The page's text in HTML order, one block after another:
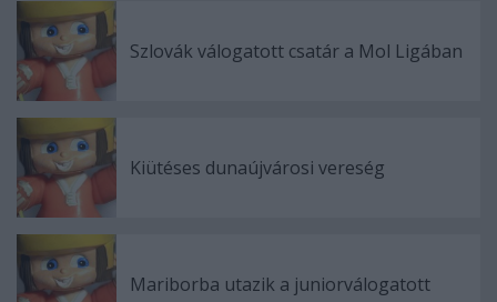
Szlovák válogatott csatár a Mol Ligában
Kiütéses dunaújvárosi vereség
Mariborba utazik a juniorválogatott